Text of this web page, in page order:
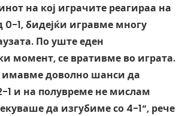
на кој играчите реагираа на
0-1, бидејќи игравме многу
По уште еден
момент, се вративме во играта.
доволно шанси да
1 и на полувреме не мислам
да изгубиме со 4-1“, рече